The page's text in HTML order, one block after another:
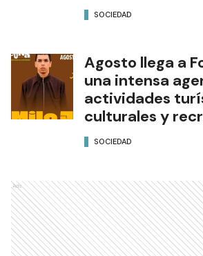
SOCIEDAD
Agosto llega a
una intensa
actividades
culturales y
SOCIEDAD
Ads